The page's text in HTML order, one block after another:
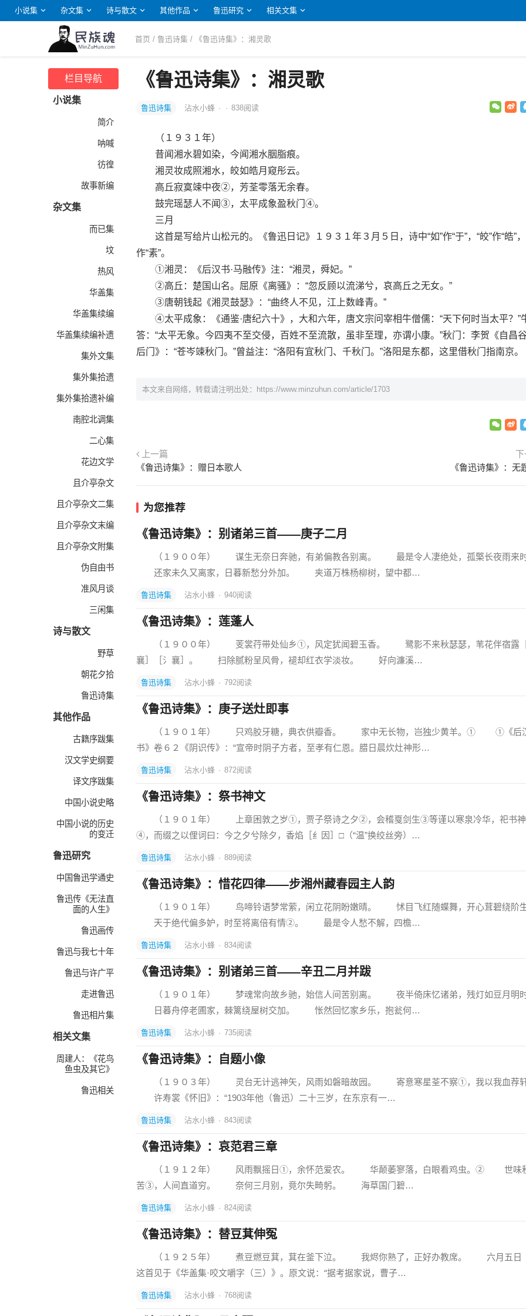
小说集 杂文集 诗与散文 其他作品 鲁迅研究 相关文集
首页 /鲁迅诗集 / 《鲁迅诗集》：湘灵歌
栏目导航
小说集
简介
呐喊
彷徨
故事新编
杂文集
而已集
坟
热风
华盖集
华盖集续编
华盖集续编补遗
集外文集
集外集拾遗
集外集拾遗补编
南腔北调集
二心集
花边文学
且介亭杂文
且介亭杂文二集
且介亭杂文末编
且介亭杂文附集
伪自由书
准风月谈
三闲集
诗与散文
野草
朝花夕拾
鲁迅诗集
其他作品
古籍序跋集
汉文学史纲要
译文序跋集
中国小说史略
中国小说的历史
的变迁
鲁迅研究
中国鲁迅学通史
鲁迅传《无法直
面的人生》
鲁迅画传
鲁迅与我七十年
鲁迅与许广平
走进鲁迅
鲁迅相片集
相关文集
周建人：《花鸟
鱼虫及其它》
鲁迅相关
《鲁迅诗集》：湘灵歌
鲁迅诗集 沾水小蜂 · · 838阅读
（１９３１年）
昔闻湘水碧如染，今闻湘水胭脂痕。
湘灵妆成照湘水，皎如皓月窥彤云。
高丘寂寞竦中夜②，芳荃零落无余春。
鼓完瑶瑟人不闻③，太平成象盈秋门④。
三月
这首是写给片山松元的。《鲁迅日记》１９３１年３月５日，诗中“如”作“于”，“皎”作“皓”，
作“素”。
①湘灵：《后汉书·马融传》注：“湘灵，舜妃。”
②高丘：楚国山名。屈原《离骚》：“忽反顾以流涕兮，哀高丘之无女。”
③唐朝钱起《湘灵鼓瑟》：“曲终人不见，江上数峰青。”
④太平成象：《通鉴·唐纪六十》，大和六年，唐文宗问宰相牛僧儒：“天下何时当太平？”
答：“太平无象。今四夷不至交侵，百姓不至流散，虽非至理，亦谓小康。”秋门：李贺《自昌
后门》：“苍岑竦秋门。”曾益注：“洛阳有宜秋门、千秋门。”洛阳是东都，这里借秋门指南京。
本文来自网络，转载请注明出处： https://www.minzuhun.com/article/1703
上一篇
《鲁迅诗集》：赠日本歌人
《鲁迅诗集》：无
为您推荐
《鲁迅诗集》：别诸弟三首——庚子二月
（１９００年） 谋生无奈日奔驰，有弟偏教各别离。 最是令人凄绝处，孤檠长夜雨来时
还家未久又离家，日暮新愁分外加。 夹道万株杨柳树，望中都…
鲁迅诗集 沾水小蜂 · 940阅读
《鲁迅诗集》：莲蓬人
（１９００年） 芰裳荇带处仙乡①，风定犹闻碧玉香。 鹭影不来秋瑟瑟，苇花伴宿露［
襄］［氵襄］。 扫除腻粉呈风骨，褪却红衣学淡妆。 好向濂溪…
鲁迅诗集 沾水小蜂 · 792阅读
《鲁迅诗集》：庚子送灶即事
（１９０１年） 只鸡胶牙糖，典衣供瓣香。 家中无长物，岂独少黄羊。① ①《后
书》卷６２《阴识传》：“宣帝时阴子方者，至孝有仁恩。腊日晨炊灶神形…
鲁迅诗集 沾水小蜂 · 872阅读
《鲁迅诗集》：祭书神文
（１９０１年） 上章困敦之岁①，贾子祭诗之夕②，会稽戛剑生③等谨以寒泉冷华，祀书神
④，而缀之以俚词曰：今之夕兮除夕，香焰［纟因］□（“温”换绞丝旁）…
鲁迅诗集 沾水小蜂 · 889阅读
《鲁迅诗集》：惜花四律——步湘州藏春园主人韵
（１９０１年） 鸟啼铃语梦常萦，闲立花阴盼嫩晴。 怵目飞红随蝶舞，开心茸碧绕阶生
天于绝代偏多妒，时至将离倍有情②。 最是令人愁不解，四檐…
鲁迅诗集 沾水小蜂 · 834阅读
《鲁迅诗集》：别诸弟三首——辛丑二月并跋
（１９０１年） 梦魂常向故乡驰，始信人间苦别离。 夜半倚床忆诸弟，残灯如豆月明时
日暮舟停老圃家，棘篱绕屋树交加。 怅然回忆家乡乐，抱瓮何…
鲁迅诗集 沾水小蜂 · 735阅读
《鲁迅诗集》：自题小像
（１９０３年） 灵台无计逃神矢，风雨如磐暗故园。 寄意寒星荃不察①，我以我血荐轩
许寿裳《怀旧》：“1903年他（鲁迅）二十三岁，在东京有一…
鲁迅诗集 沾水小蜂 · 843阅读
《鲁迅诗集》：哀范君三章
（１９１２年） 风雨飘摇日①，余怀范爱农。 华颠萎寥落，白眼看鸡虫。② 世味
苦③，人间直道穷。 奈何三月别，竟尔失畸躬。 海草国门碧…
鲁迅诗集 沾水小蜂 · 824阅读
《鲁迅诗集》：替豆萁伸冤
（１９２５年） 煮豆燃豆萁，萁在釜下泣。 我烬你熟了，正好办教席。 六月
这首见于《华盖集·咬文嚼字（三）》。原文说：“据考据家说，曹子…
鲁迅诗集 沾水小蜂 · 768阅读